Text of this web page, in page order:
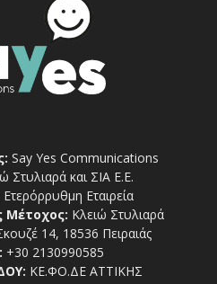
Say Yes Communications
Στυλιαρά και ΣΙΑ Ε.Ε.
Ετερόρρυθμη Εταιρεία
Μέτοχος: Κλειώ Στυλιαρά
14, 18536 Πειραιάς
+30 2130990585
ΚΕ.ΦΟ.ΔΕ ΑΤΤΙΚΗΣ